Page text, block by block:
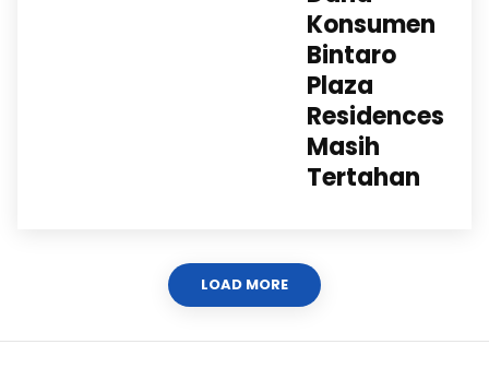
Konsumen
Bintaro
Plaza
Residences
Masih
Tertahan
LOAD MORE